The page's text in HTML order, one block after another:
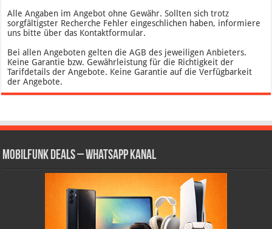
Alle Angaben im Angebot ohne Gewähr. Sollten sich trotz
sorgfältigster Recherche Fehler eingeschlichen haben, informiere
uns bitte über das Kontaktformular.
Bei allen Angeboten gelten die AGB des jeweiligen Anbieters.
Keine Garantie bzw. Gewährleistung für die Richtigkeit der
Tarifdetails der Angebote. Keine Garantie auf die Verfügbarkeit
der Angebote.
Mobilfunk Deals – WhatsApp Kanal